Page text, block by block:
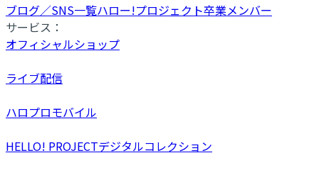
ブログ／SNS一覧ハロー!プロジェクト卒業メンバー
サービス：
オフィシャルショップ
ライブ配信
ハロプロモバイル
HELLO! PROJECTデジタルコレクション